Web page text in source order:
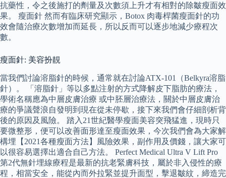
抗藥性，令之後施打的劑量及次數須上升才有相對的除皺瘦面效
果。 瘦面針 然而有臨床研究顯示，Botox 肉毒桿菌瘦面針的功
效會隨治療次數增加而延長，所以反而可以逐步地減少療程次
數。
瘦面針: 美容扮靚
當我們討論溶脂針的時候，通常就在討論ATX-101（Belkyra溶脂
針）。 「溶脂針」等以多點注射的方式降解皮下脂肪的療法，
學術名稱應為中層皮膚治療 或中胚層治療法，關於中層皮膚治
療的爭議聲浪自發明到現在從未停歇，接下來我們會仔細剖析背
後的原因及風險。 踏入21世紀醫學瘦面美容突飛猛進，現時只
要微整形，便可以改善面形達至瘦面效果，今次我們會為大家解
構埋【2021各種瘦面方法】風險效果，副作用及價錢，讓大家可
以很容易選擇出適合自己方法。 Perfect Medical Ultra V Lift Pro
第2代無針埋線療程是最新的抗老緊膚科技，屬於非入侵性的療
程，相當安全，能從內而外拉緊並提升面型，擊退皺紋，締造完